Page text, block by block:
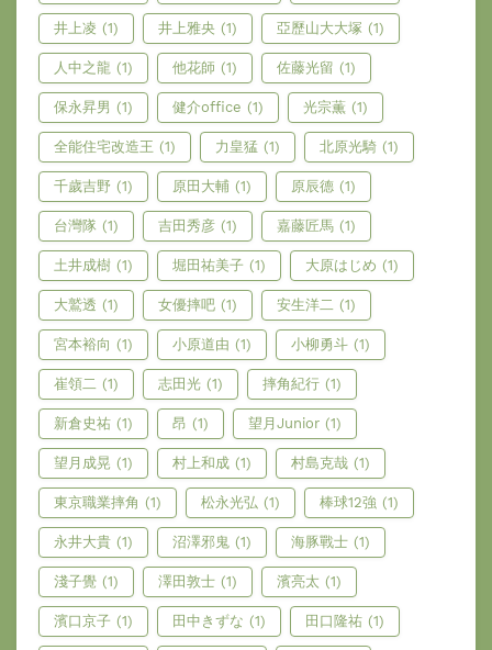
井上凌 (1) 井上雅央 (1) 亞歷山大大塚 (1)
人中之龍 (1) 他花師 (1) 佐藤光留 (1)
保永昇男 (1) 健介office (1) 光宗薫 (1)
全能住宅改造王 (1) 力皇猛 (1) 北原光騎 (1)
千歲吉野 (1) 原田大輔 (1) 原辰德 (1)
台灣隊 (1) 吉田秀彦 (1) 嘉藤匠馬 (1)
土井成樹 (1) 堀田祐美子 (1) 大原はじめ (1)
大鷲透 (1) 女優摔吧 (1) 安生洋二 (1)
宮本裕向 (1) 小原道由 (1) 小柳勇斗 (1)
崔領二 (1) 志田光 (1) 摔角紀行 (1)
新倉史祐 (1) 昂 (1) 望月Junior (1)
望月成晃 (1) 村上和成 (1) 村島克哉 (1)
東京職業摔角 (1) 松永光弘 (1) 棒球12強 (1)
永井大貴 (1) 沼澤邪鬼 (1) 海豚戰士 (1)
淺子覺 (1) 澤田敦士 (1) 濱亮太 (1)
濱口京子 (1) 田中きずな (1) 田口隆祐 (1)